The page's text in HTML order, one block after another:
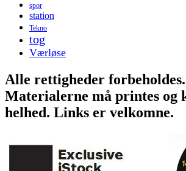
spor
station
Tekno
tog
Værløse
Alle rettigheder forbeholdes.
Materialerne må printes og
helhed. Links er velkomne.